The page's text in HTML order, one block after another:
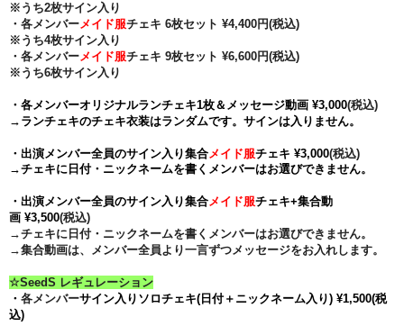
※うち2枚サイン入り
・各メンバーメイド服チェキ 6枚セット ¥4,400円(税込)
※うち4枚サイン入り
・各メンバーメイド服チェキ 9枚セット ¥6,600円(税込)
※うち6枚サイン入り
・各メンバーオリジナルランチェキ1枚＆メッセージ動画 ¥3,000(税込)
→ランチェキのチェキ衣装はランダムです。サインは入りません。
・出演メンバー全員のサイン入り集合メイド服チェキ ¥3,000(税込)
→チェキに日付・ニックネームを書くメンバーはお選びできません。
・ 出演メンバー全員のサイン入り集合メイド服チェキ+集合動
画 ¥3,500(税込)
→チェキに日付・ニックネームを書くメンバーはお選びできません。
→集合動画は、メンバー全員より一言ずつメッセージをお入れします。
☆SeedS レギュレーション
・ 各メンバーサイン入りソロチェキ(日付＋ニックネーム入り) ¥1,500(税
込)